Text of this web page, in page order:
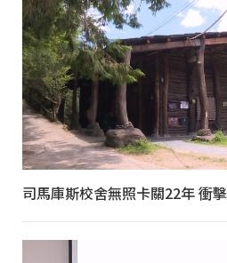
司馬庫斯校舍無照卡關22年 衝